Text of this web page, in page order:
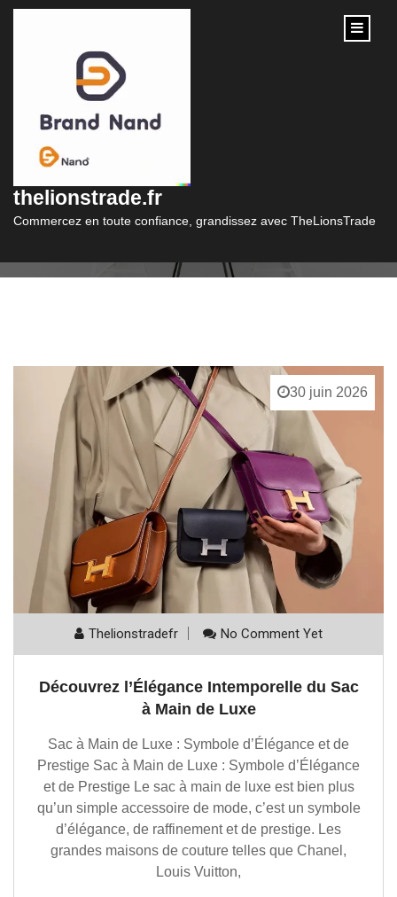
content
thelionstrade.fr
Commercez en toute confiance, grandissez avec TheLionsTrade
Catégorie :
30 juin 2026
Thelionstradefr No Comment Yet
Découvrez l’Élégance Intemporelle du Sac
à Main de Luxe
Sac à Main de Luxe : Symbole d’Élégance et de
Prestige Sac à Main de Luxe : Symbole d’Élégance
et de Prestige Le sac à main de luxe est bien plus
qu’un simple accessoire de mode, c’est un symbole
d’élégance, de raffinement et de prestige. Les
grandes maisons de couture telles que Chanel,
Louis Vuitton,